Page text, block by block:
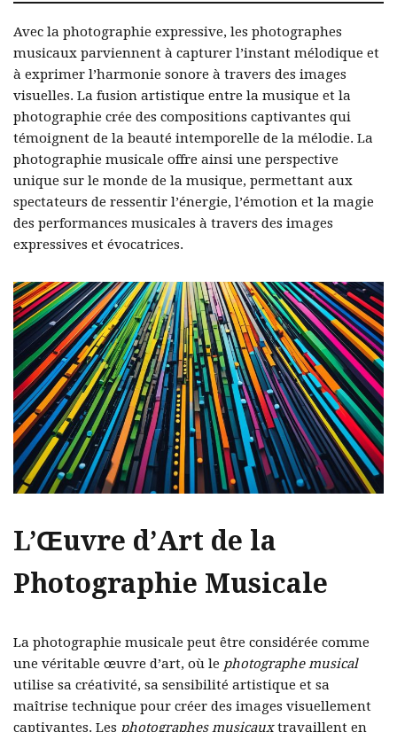
Avec la photographie expressive, les photographes
musicaux parviennent à capturer l’instant mélodique et
à exprimer l’harmonie sonore à travers des images
visuelles. La fusion artistique entre la musique et la
photographie crée des compositions captivantes qui
témoignent de la beauté intemporelle de la mélodie. La
photographie musicale offre ainsi une perspective
unique sur le monde de la musique, permettant aux
spectateurs de ressentir l’énergie, l’émotion et la magie
des performances musicales à travers des images
expressives et évocatrices.
L’Œuvre d’Art de la
Photographie Musicale
La photographie musicale peut être considérée comme
une véritable œuvre d’art, où le photographe musical
utilise sa créativité, sa sensibilité artistique et sa
maîtrise technique pour créer des images visuellement
captivantes. Les photographes musicauxtravaillent en